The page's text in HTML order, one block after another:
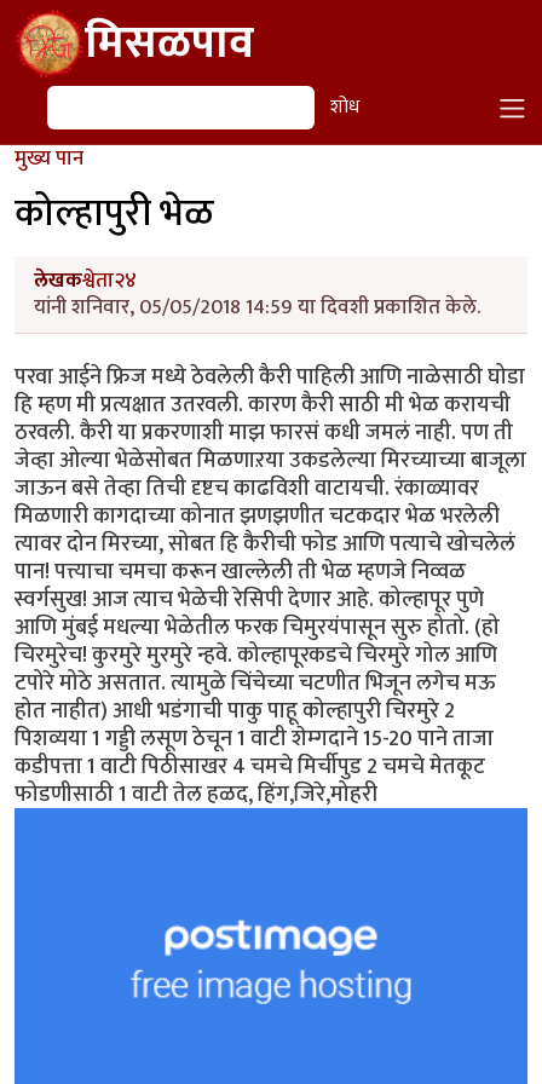
Skip to main contentमिसळपाव
शोध शोध
मुख्य पान
कोल्हापुरी भेळ
लेखकश्वेता२४
यांनी शनिवार, 05/05/2018 14:59 या दिवशी प्रकाशित केले.
परवा आईने फ्रिज मध्ये ठेवलेली कैरी पाहिली आणि नाळेसाठी घोडा
हि म्हण मी प्रत्यक्षात उतरवली. कारण कैरी साठी मी भेळ करायची
ठरवली. कैरी या प्रकरणाशी माझ फारसं कधी जमलं नाही. पण ती
जेव्हा ओल्या भेळेसोबत मिळणाऱया उकडलेल्या मिरच्याच्या बाजूला
जाऊन बसे तेव्हा तिची दृष्टच काढविशी वाटायची. रंकाळ्यावर
मिळणारी कागदाच्या कोनात झणझणीत चटकदार भेळ भरलेली
त्यावर दोन मिरच्या, सोबत हि कैरीची फोड आणि पत्याचे खोचलेलं
पान! पत्त्याचा चमचा करून खाल्लेली ती भेळ म्हणजे निव्वळ
स्वर्गसुख! आज त्याच भेळेची रेसिपी देणार आहे. कोल्हापूर पुणे
आणि मुंबई मधल्या भेळेतील फरक चिमुरयंपासून सुरु होतो. (हो
चिरमुरेच! कुरमुरे मुरमुरे न्हवे. कोल्हापूरकडचे चिरमुरे गोल आणि
टपोरे मोठे असतात. त्यामुळे चिंचेच्या चटणीत भिजून लगेच मऊ
होत नाहीत) आधी भडंगाची पाकु पाहू कोल्हापुरी चिरमुरे 2
पिशव्यया 1 गड्डी लसूण ठेचून 1 वाटी शेम्गदाने 15-20 पाने ताजा
कडीपत्ता 1 वाटी पिठीसाखर 4 चमचे मिर्चीपुड 2 चमचे मेतकूट
फोडणीसाठी 1 वाटी तेल हळद, हिंग,जिरे,मोहरी